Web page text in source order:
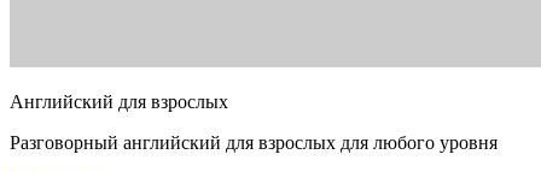
Английский для взрослых
Разговорный английский для взрослых для любого уровня